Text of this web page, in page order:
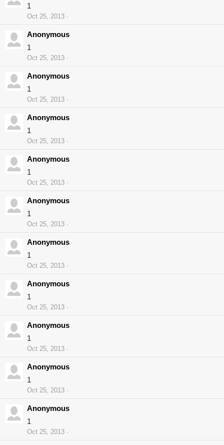
1
Oct 25, 2013
Anonymous
1
Oct 25, 2013
Anonymous
1
Oct 25, 2013
Anonymous
1
Oct 25, 2013
Anonymous
1
Oct 25, 2013
Anonymous
1
Oct 25, 2013
Anonymous
1
Oct 25, 2013
Anonymous
1
Oct 25, 2013
Anonymous
1
Oct 25, 2013
Anonymous
1
Oct 25, 2013
Anonymous
1
Oct 25, 2013